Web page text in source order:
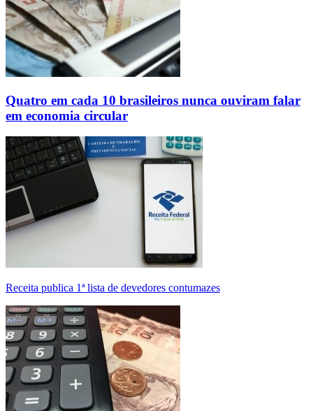
Quatro em cada 10 brasileiros nunca ouviram falar
em economia circular
Receita publica 1ª lista de devedores contumazes